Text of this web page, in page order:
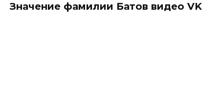
Значение фамилии Батов видео VK